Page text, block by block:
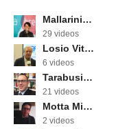
Mallarini Erika
29 videos
Losio Vittorino
6 videos
Tarabusi Marcello
21 videos
Motta Michele
2 videos